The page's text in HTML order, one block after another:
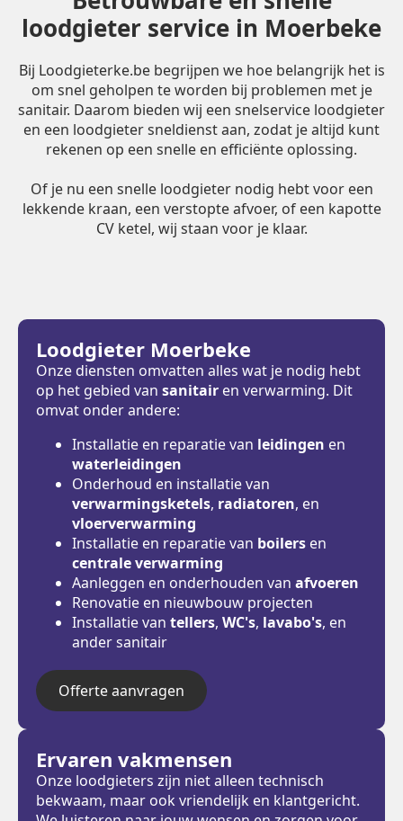
loodgieter service in Moerbeke
Bij Loodgieterke.be begrijpen we hoe belangrijk het is
om snel geholpen te worden bij problemen met je
sanitair. Daarom bieden wij een snelservice loodgieter
en een loodgieter sneldienst aan, zodat je altijd kunt
rekenen op een snelle en efficiënte oplossing.
Of je nu een snelle loodgieter nodig hebt voor een
lekkende kraan, een verstopte afvoer, of een kapotte
CV ketel, wij staan voor je klaar.
Loodgieter Moerbeke
Onze diensten omvatten alles wat je nodig hebt
op het gebied van sanitair en verwarming. Dit
omvat onder andere:
Installatie en reparatie van leidingen en
waterleidingen
Onderhoud en installatie van
verwarmingsketels, radiatoren, en
vloerverwarming
Installatie en reparatie van boilers en
centrale verwarming
Aanleggen en onderhouden van afvoeren
Renovatie en nieuwbouw projecten
Installatie van tellers, WC's, lavabo's, en
ander sanitair
Offerte aanvragen
Ervaren vakmensen
Onze loodgieters zijn niet alleen technisch
bekwaam, maar ook vriendelijk en klantgericht.